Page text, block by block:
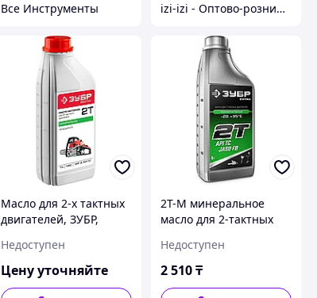
Все Инструменты izi-izi - Оптово-розничный Склад - товары на заказ до двери! Cамые уникальные и полезные товары.
Масло для 2-х тактных
двигателей, ЗУБР,
М)
Недоступен
Цену уточняйте
2Т-М минеральное
масло для 2-тактных
серия «EXTRA»
Недоступен
2 510₸